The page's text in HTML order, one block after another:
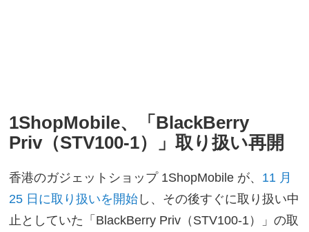
1ShopMobile、「BlackBerry
Priv（STV100-1）」取り扱い再開
香港のガジェットショップ 1ShopMobile が、 11 月
25 日に取り扱いを開始 し、その後すぐに取り扱い中
止としていた「BlackBerry Priv（STV100-1）」の取